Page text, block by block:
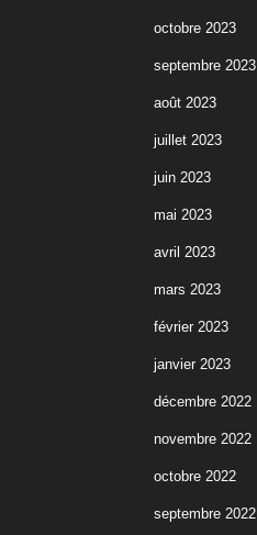
octobre 2023
septembre 2023
août 2023
juillet 2023
juin 2023
mai 2023
avril 2023
mars 2023
février 2023
janvier 2023
décembre 2022
novembre 2022
octobre 2022
septembre 2022